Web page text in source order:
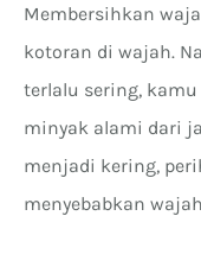
Membersihkan
kotoran di wajah.
terlalu sering,
minyak alami dari
menjadi kering,
menyebabkan